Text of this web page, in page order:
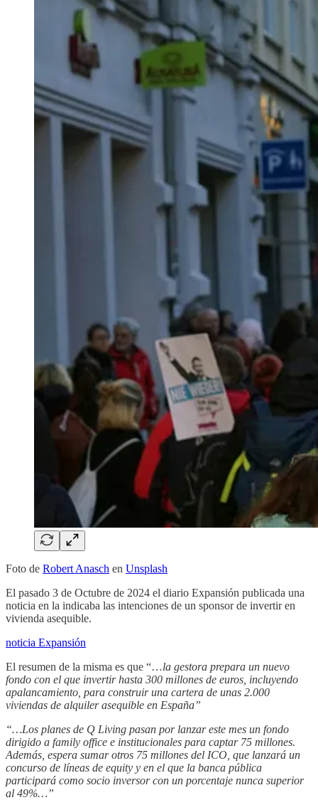
Foto de Robert Anasch en Unsplash
El pasado 3 de Octubre de 2024 el diario Expansión publicada una
noticia en la indicaba las intenciones de un sponsor de invertir en
vivienda asequible.
noticia Expansión
El resumen de la misma es que “…la gestora prepara un nuevo
fondo con el que invertir hasta 300 millones de euros, incluyendo
apalancamiento, para construir una cartera de unas 2.000
viviendas de alquiler asequible en España”
“…Los planes de Q Living pasan por lanzar este mes un fondo
dirigido a family office e institucionales para captar 75 millones.
Además, espera sumar otros 75 millones del ICO, que lanzará un
concurso de líneas de equity y en el que la banca pública
participará como socio inversor con un porcentaje nunca superior
al 49%…”